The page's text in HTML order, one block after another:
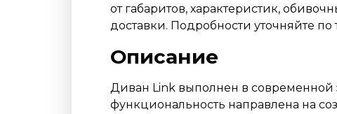
от габаритов, характеристик,
доставки. Подробности уточняйте по
Описание
Диван Link выполнен в современной
функциональность направлена на